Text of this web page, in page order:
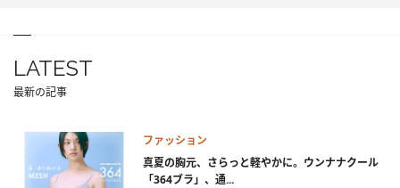
LATEST
最新の記事
ファッション
真夏の胸元、さらっと軽やかに。ウンナナクール
「364ブラ」、通...